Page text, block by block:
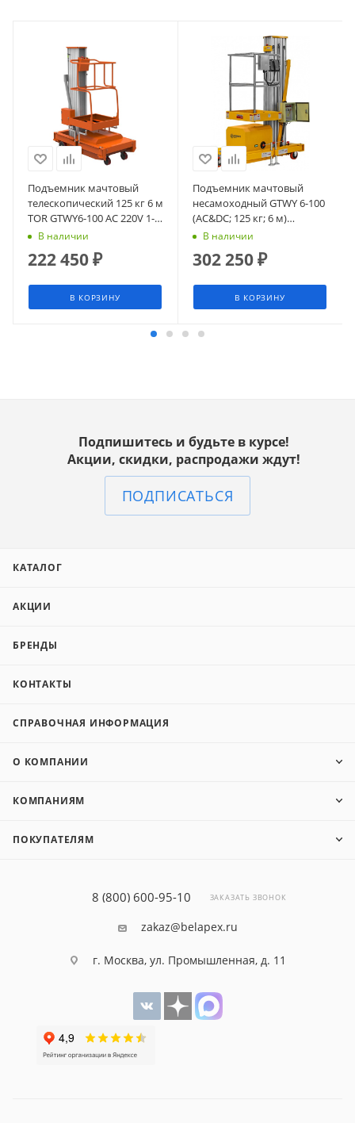
Подъемник мачтовый
телескопический 125 кг 6 м
TOR GTWY6-100 AC 220V 1-
мачтовый (от сети) (G)
В наличии
222 450₽
В КОРЗИНУ
Подъемник мачтовый
несамоходный GTWY 6-100
(AC&DC; 125 кг; 6 м)
СМАРТЛИФТ (SMARTLIFT)
В наличии
302 250₽
В КОРЗИНУ
Подпишитесь и будьте в курсе!
Акции, скидки, распродажи ждут!
ПОДПИСАТЬСЯ
КАТАЛОГ
АКЦИИ
БРЕНДЫ
КОНТАКТЫ
СПРАВОЧНАЯ ИНФОРМАЦИЯ
О КОМПАНИИ
КОМПАНИЯМ
ПОКУПАТЕЛЯМ
8 (800) 600-95-10 ЗАКАЗАТЬ ЗВОНОК
zakaz@belapex.ru
г. Москва, ул. Промышленная, д. 11